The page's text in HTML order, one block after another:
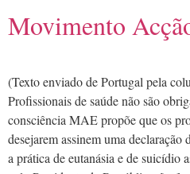
Movimento
(Texto enviado de Portugal pela
Profissionais de saúde não são
consciência MAE propõe que os
desejarem assinem uma declaração
a prática de eutanásia e de suicídio